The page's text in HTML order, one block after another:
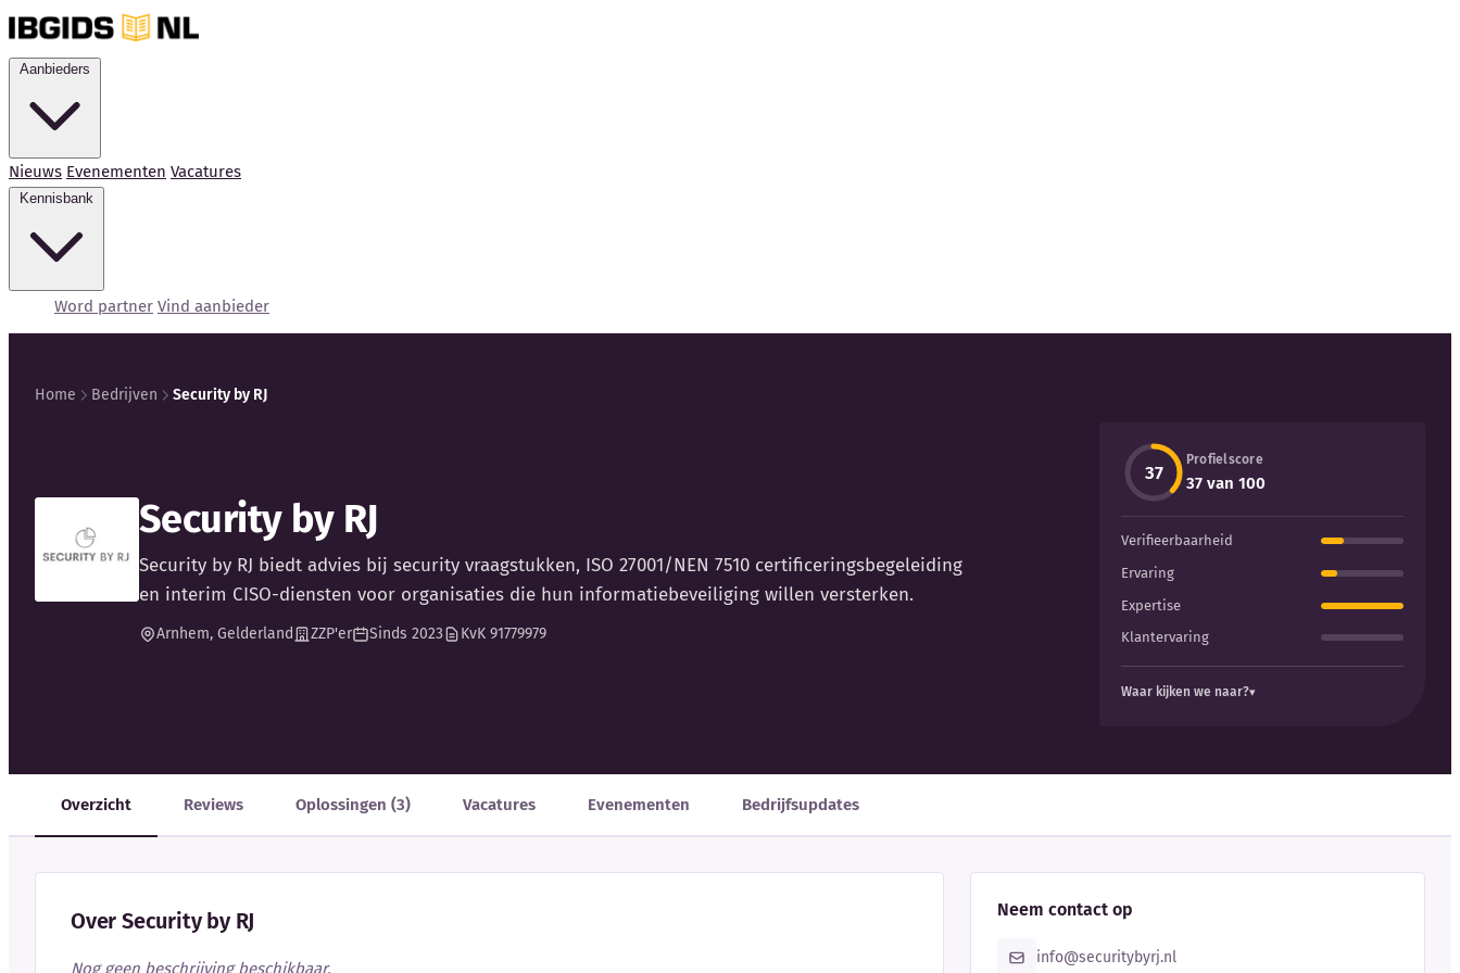
Nieuws Evenementen Vacatures
Word partner Vind aanbieder
Home Bedrijven Security by RJ
Security by RJ
Security by RJ biedt advies bij security vraagstukken, ISO 27001/NEN 7510 certificeringsbegeleiding
en interim CISO-diensten voor organisaties die hun informatiebeveiliging willen versterken.
Arnhem, Gelderland ZZP'er Sinds 2023 KvK 91779979
37
Profielscore
37 van 100
Verifieerbaarheid
Ervaring
Expertise
Klantervaring
Waar kijken we naar?
Overzicht Reviews Oplossingen (3) Vacatures Evenementen Bedrijfsupdates
Over Security by RJ
Nog geen beschrijving beschikbaar.
Neem contact op
info@securitybyrj.nl